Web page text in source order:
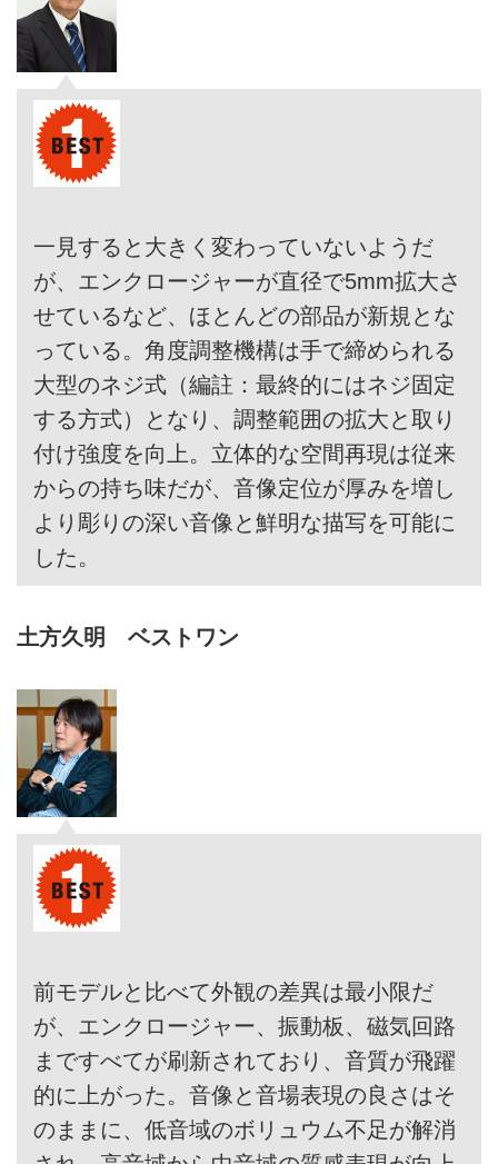
一見すると大きく変わっていないようだ
が、エンクロージャーが直径で5mm拡大さ
せているなど、ほとんどの部品が新規とな
っている。角度調整機構は手で締められる
大型のネジ式（編註：最終的にはネジ固定
する方式）となり、調整範囲の拡大と取り
付け強度を向上。立体的な空間再現は従来
からの持ち味だが、音像定位が厚みを増し
より彫りの深い音像と鮮明な描写を可能に
した。
土方久明 ベストワン
前モデルと比べて外観の差異は最小限だ
が、エンクロージャー、振動板、磁気回路
まですべてが刷新されており、音質が飛躍
的に上がった。音像と音場表現の良さはそ
のままに、低音域のボリュウム不足が解消